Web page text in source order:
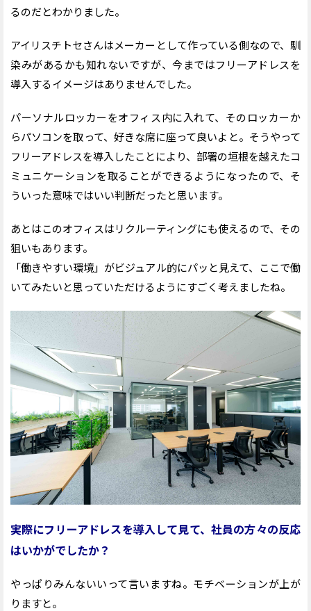
るのだとわかりました。
アイリスチトセさんはメーカーとして作っている側なので、馴
染みがあるかも知れないですが、今まではフリーアドレスを
導入するイメージはありませんでした。
パーソナルロッカーをオフィス内に入れて、そのロッカーか
らパソコンを取って、好きな席に座って良いよと。そうやって
フリーアドレスを導入したことにより、部署の垣根を越えたコ
ミュニケーションを取ることができるようになったので、そ
ういった意味ではいい判断だったと思います。
あとはこのオフィスはリクルーティングにも使えるので、その
狙いもあります。
「働きやすい環境」がビジュアル的にパッと見えて、ここで働
いてみたいと思っていただけるようにすごく考えましたね。
実際にフリーアドレスを導入して見て、社員の方々の反応
はいかがでしたか？
やっぱりみんないいって言いますね。モチベーションが上が
りますと。